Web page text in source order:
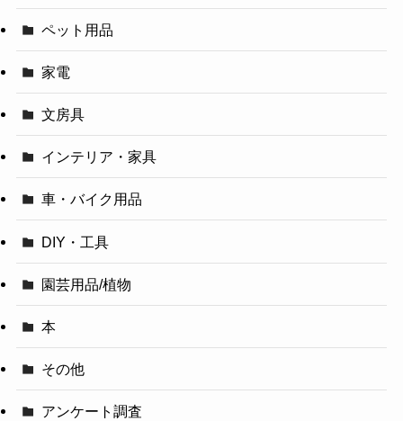
ペット用品
家電
文房具
インテリア・家具
車・バイク用品
DIY・工具
園芸用品/植物
本
その他
アンケート調査